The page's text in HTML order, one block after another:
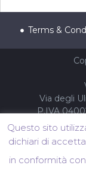
Terms &
Via degli
P.IVA
Questo sito
dichiari di
in conformità